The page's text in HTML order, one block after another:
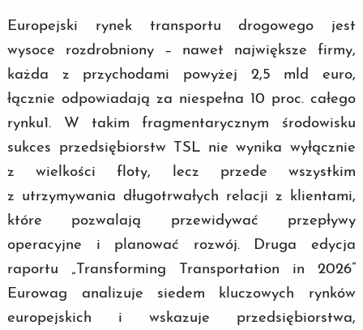
Europejski rynek transportu drogowego jest
wysoce rozdrobniony – nawet największe firmy,
każda z przychodami powyżej 2,5 mld euro,
łącznie odpowiadają za niespełna 10 proc. całego
rynku1. W takim fragmentarycznym środowisku
sukces przedsiębiorstw TSL nie wynika wyłącznie
z wielkości floty, lecz przede wszystkim
z utrzymywania długotrwałych relacji z klientami,
które pozwalają przewidywać przepływy
operacyjne i planować rozwój. Druga edycja
raportu „Transforming Transportation in 2026”
Eurowag analizuje siedem kluczowych rynków
europejskich i wskazuje przedsiębiorstwa,